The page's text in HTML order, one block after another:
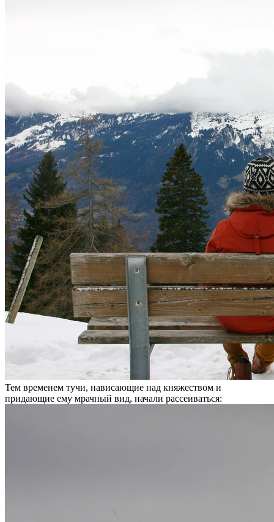
Тем временем тучи, нависающие над княжеством и
придающие ему мрачный вид, начали рассеиваться: